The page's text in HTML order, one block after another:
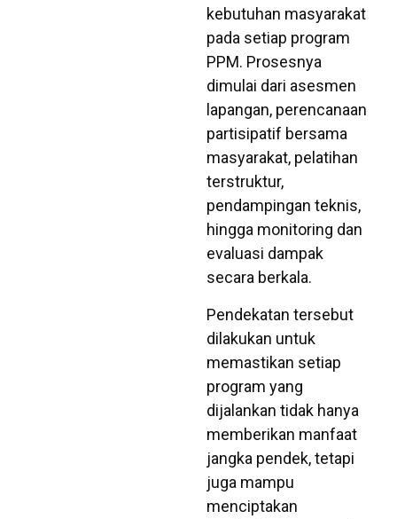
kebutuhan masyarakat
pada setiap program
PPM. Prosesnya
dimulai dari asesmen
lapangan, perencanaan
partisipatif bersama
masyarakat, pelatihan
terstruktur,
pendampingan teknis,
hingga monitoring dan
evaluasi dampak
secara berkala.
Pendekatan tersebut
dilakukan untuk
memastikan setiap
program yang
dijalankan tidak hanya
memberikan manfaat
jangka pendek, tetapi
juga mampu
menciptakan